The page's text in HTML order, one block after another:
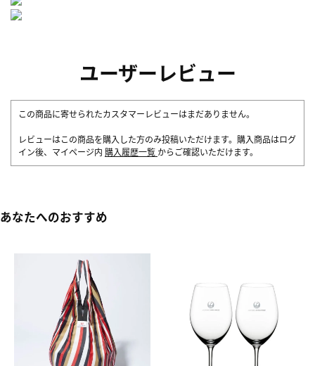
ユーザーレビュー
この商品に寄せられたカスタマーレビューはまだありません。
レビューはこの商品を購入した方のみ投稿いただけます。購入商品はログ
イン後、マイページ内 購入履歴一覧 からご確認いただけます。
あなたへのおすすめ